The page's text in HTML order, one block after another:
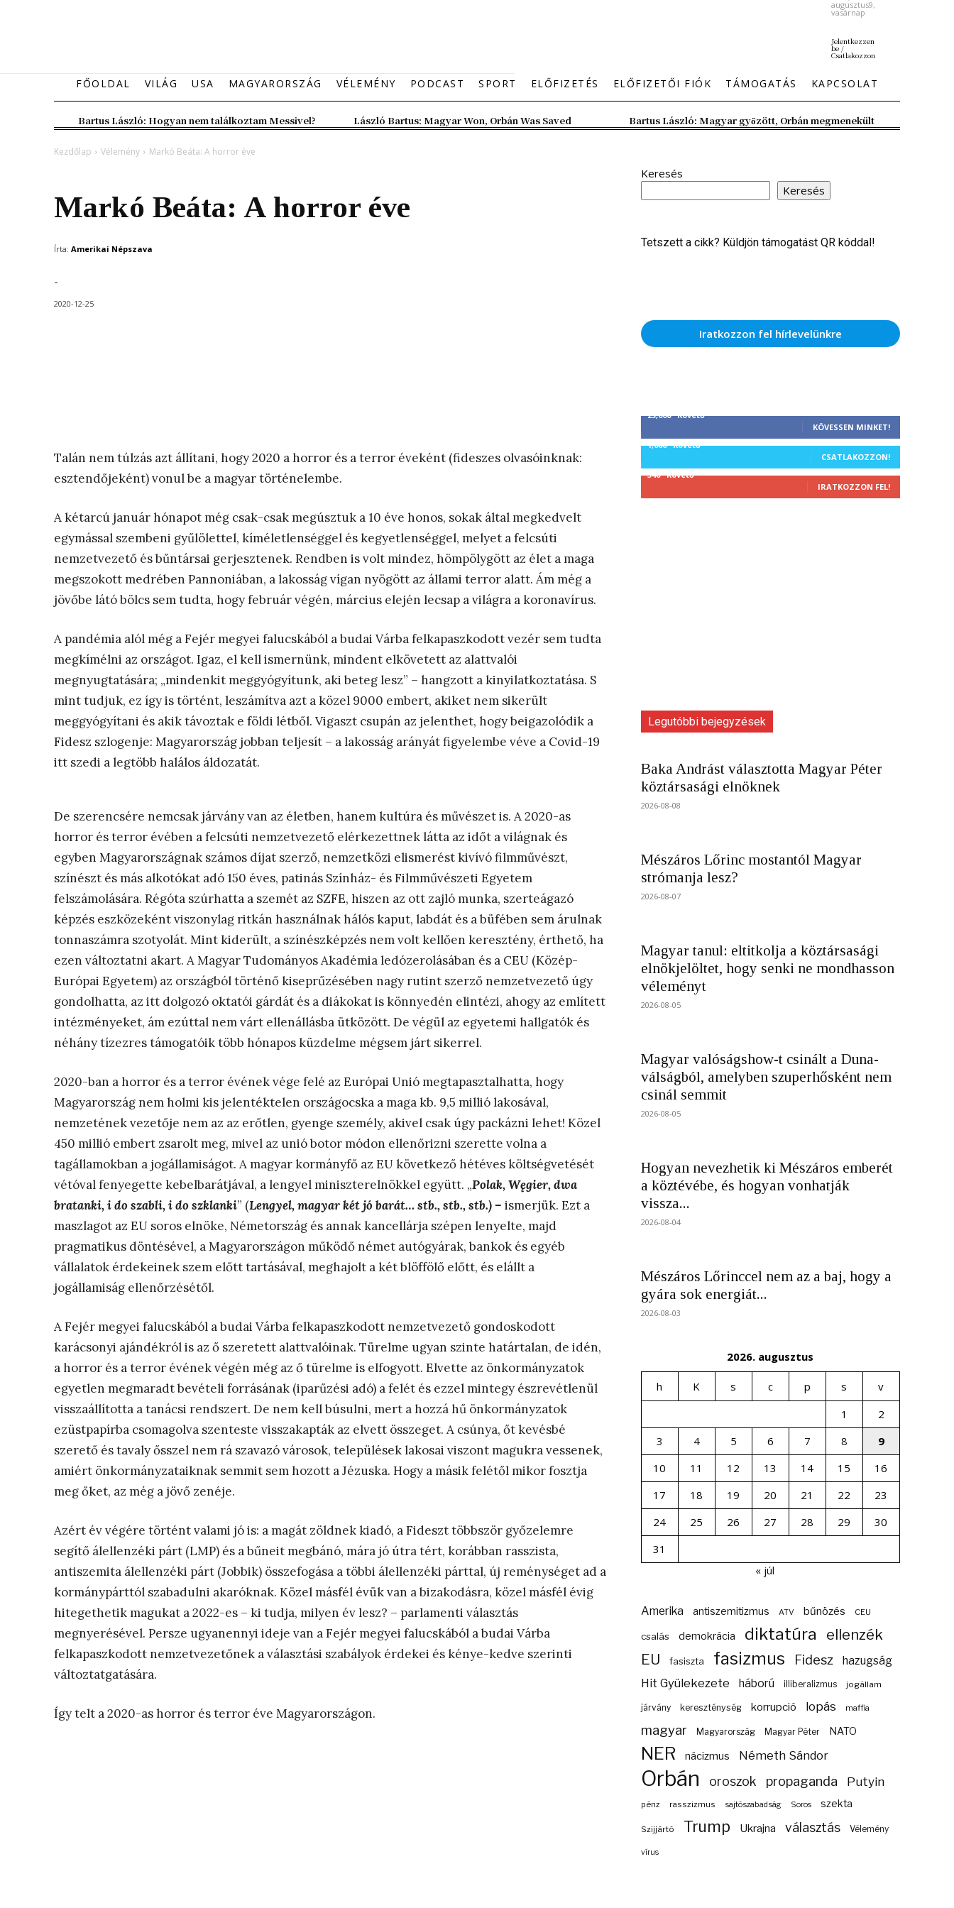
augusztus9,
vasárnap
Jelentkezzen
be /
Csatlakozzon
FŐOLDAL VILÁG USA MAGYARORSZÁG VÉLEMÉNY PODCAST SPORT ELŐFIZETÉS ELŐFIZETŐI FIÓK TÁMOGATÁS KAPCSOLAT
Bartus László: Hogyan nem találkoztam Messivel? László Bartus: Magyar Won, Orbán Was Saved Bartus László: Magyar győzött, Orbán megmenekült
Kezdőlap Vélemény Markó Beáta: A horror éve
Markó Beáta: A horror éve
Írta: Amerikai Népszava
-
2020-12-25
Talán nem túlzás azt állítani, hogy 2020 a horror és a terror éveként (fideszes olvasóinknak:
esztendőjeként) vonul be a magyar történelembe.
A kétarcú január hónapot még csak-csak megúsztuk a 10 éve honos, sokak által megkedvelt
egymással szembeni gyűlölettel, kíméletlenséggel és kegyetlenséggel, melyet a felcsúti
nemzetvezető és bűntársai gerjesztenek. Rendben is volt mindez, hömpölygött az élet a maga
megszokott medrében Pannoniában, a lakosság vígan nyögött az állami terror alatt. Ám még a
jövőbe látó bölcs sem tudta, hogy február végén, március elején lecsap a világra a koronavírus.
A pandémia alól még a Fejér megyei falucskából a budai Várba felkapaszkodott vezér sem tudta
megkímélni az országot. Igaz, el kell ismernünk, mindent elkövetett az alattvalói
megnyugtatására; „mindenkit meggyógyítunk, aki beteg lesz” – hangzott a kinyilatkoztatása. S
mint tudjuk, ez így is történt, leszámítva azt a közel 9000 embert, akiket nem sikerült
meggyógyítani és akik távoztak e földi létből. Vigaszt csupán az jelenthet, hogy beigazolódik a
Fidesz szlogenje: Magyarország jobban teljesít – a lakosság arányát figyelembe véve a Covid-19
itt szedi a legtöbb halálos áldozatát.
De szerencsére nemcsak járvány van az életben, hanem kultúra és művészet is. A 2020-as
horror és terror évében a felcsúti nemzetvezető elérkezettnek látta az időt a világnak és
egyben Magyarországnak számos díjat szerző, nemzetközi elismerést kivívó filmművészt,
színészt és más alkotókat adó 150 éves, patinás Színház- és Filmművészeti Egyetem
felszámolására. Régóta szúrhatta a szemét az SZFE, hiszen az ott zajló munka, szerteágazó
képzés eszközeként viszonylag ritkán használnak hálós kaput, labdát és a büfében sem árulnak
tonnaszámra szotyolát. Mint kiderült, a színészképzés nem volt kellően keresztény, érthető, ha
ezen változtatni akart. A Magyar Tudományos Akadémia ledózerolásában és a CEU (Közép-
Európai Egyetem) az országból történő kiseprűzésében nagy rutint szerző nemzetvezető úgy
gondolhatta, az itt dolgozó oktatói gárdát és a diákokat is könnyedén elintézi, ahogy az említett
intézményeket, ám ezúttal nem várt ellenállásba ütközött. De végül az egyetemi hallgatók és
néhány tízezres támogatóik több hónapos küzdelme mégsem járt sikerrel.
2020-ban a horror és a terror évének vége felé az Európai Unió megtapasztalhatta, hogy
Magyarország nem holmi kis jelentéktelen országocska a maga kb. 9,5 millió lakosával,
nemzetének vezetője nem az az erőtlen, gyenge személy, akivel csak úgy packázni lehet! Közel
450 millió embert zsarolt meg, mivel az unió botor módon ellenőrizni szerette volna a
tagállamokban a jogállamiságot. A magyar kormányfő az EU következő hétéves költségvetését
vétóval fenyegette kebelbarátjával, a lengyel miniszterelnökkel együtt. „Polak, Węgier, dwa
bratanki, i do szabli, i do szklanki” (Lengyel,magyarkét jó barát… stb., stb., stb.) – ismerjük. Ezt a
maszlagot az EU soros elnöke, Németország és annak kancellárja szépen lenyelte, majd
pragmatikus döntésével, a Magyarországon működő német autógyárak, bankok és egyéb
vállalatok érdekeinek szem előtt tartásával, meghajolt a két blöffölő előtt, és elállt a
jogállamiság ellenőrzésétől.
A Fejér megyei falucskából a budai Várba felkapaszkodott nemzetvezető gondoskodott
karácsonyi ajándékról is az ő szeretett alattvalóinak. Türelme ugyan szinte határtalan, de idén,
a horror és a terror évének végén még az ő türelme is elfogyott. Elvette az önkormányzatok
egyetlen megmaradt bevételi forrásának (iparűzési adó) a felét és ezzel mintegy észrevétlenül
visszaállította a tanácsi rendszert. De nem kell búsulni, mert a hozzá hű önkormányzatok
ezüstpapírba csomagolva szenteste visszakapták az elvett összeget. A csúnya, őt kevésbé
szerető és tavaly ősszel nem rá szavazó városok, települések lakosai viszont magukra vessenek,
amiért önkormányzataiknak semmit sem hozott a Jézuska. Hogy a másik felétől mikor fosztja
meg őket, az még a jövő zenéje.
Azért év végére történt valami jó is: a magát zöldnek kiadó, a Fideszt többször győzelemre
segítő álellenzéki párt (LMP) és a bűneit megbánó, mára jó útra tért, korábban rasszista,
antiszemita álellenzéki párt (Jobbik) összefogása a többi álellenzéki párttal, új reménységet ad a
kormánypárttól szabadulni akaróknak. Közel másfél évük van a bizakodásra, közel másfél évig
hitegethetik magukat a 2022-es – ki tudja, milyen év lesz? – parlamenti választás
megnyerésével. Persze ugyanennyi ideje van a Fejér megyei falucskából a budai Várba
felkapaszkodott nemzetvezetőnek a választási szabályok érdekei és kénye-kedve szerinti
változtatgatására.
Így telt a 2020-as horror és terror éve Magyarországon.
Keresés
Keresés
Tetszett a cikk? Küldjön támogatást QR kóddal!
Iratkozzon fel hírlevelünkre
25,000 Követő
KÖVESSEN MINKET!
1,000 Követő
CSATLAKOZZON!
340 Követő
IRATKOZZON FEL!
Legutóbbi bejegyzések
Baka Andrást választotta Magyar Péter
köztársasági elnöknek
2026-08-08
Mészáros Lőrinc mostantól Magyar
strómanja lesz?
2026-08-07
Magyar tanul: eltitkolja a köztársasági
elnökjelöltet, hogy senki ne mondhasson
véleményt
2026-08-05
Magyar valóságshow-t csinált a Duna-
válságból, amelyben szuperhősként nem
csinál semmit
2026-08-05
Hogyan nevezhetik ki Mészáros emberét
a köztévébe, és hogyan vonhatják
vissza...
2026-08-04
Mészáros Lőrinccel nem az a baj, hogy a
gyára sok energiát...
2026-08-03
2026. augusztus
h K s c p s
v
1
2
3
4 5 6 7 8
9
10
11 12 13 14 15
16
17
18 19 20 21 22
23
24
25 26 27 28 29
30
31
« júl
Amerika antiszemitizmus ATV bűnözés CEU
csalás demokrácia diktatúra ellenzék
EU fasiszta fasizmus Fidesz hazugság
Hit Gyülekezete háború illiberalizmus jogállam
járvány kereszténység korrupció lopás maffia
magyar Magyarország Magyar Péter NATO
NER nácizmus Németh Sándor
Orbán oroszok propaganda Putyin
pénz rasszizmus sajtószabadság Soros szekta
Szijjártó Trump Ukrajna választás Vélemény
vírus